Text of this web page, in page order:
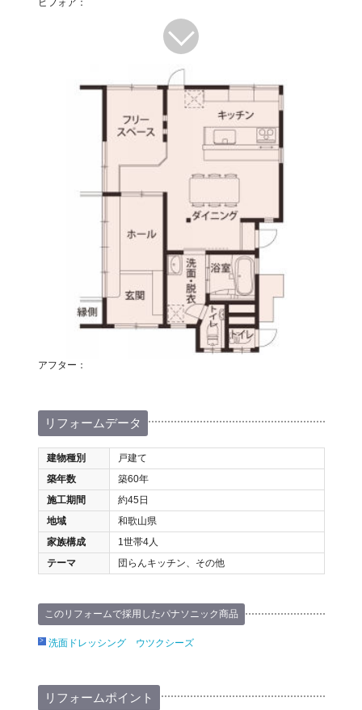
アフター：
リフォームデータ
建物種別
戸建て
築年数
築60年
施工期間
約45日
地域
和歌山県
家族構成
1世帯4人
テーマ
団らんキッチン、その他
このリフォームで採用したパナソニック商品
洗面ドレッシング ウツクシーズ
リフォームポイント